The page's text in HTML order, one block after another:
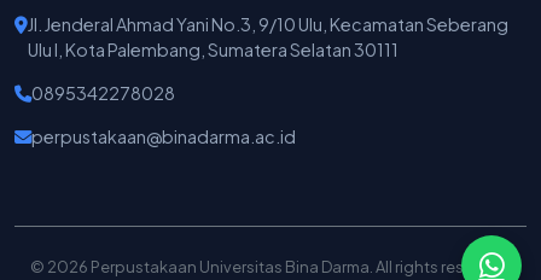
Jl. Jenderal Ahmad Yani No.3, 9/10 Ulu, Kecamatan Seberang
Ulu I, Kota Palembang, Sumatera Selatan 30111
0895342278028
perpustakaan@binadarma.ac.id
© 2026 Perpustakaan Universitas Bina Darma. All rights reserved.